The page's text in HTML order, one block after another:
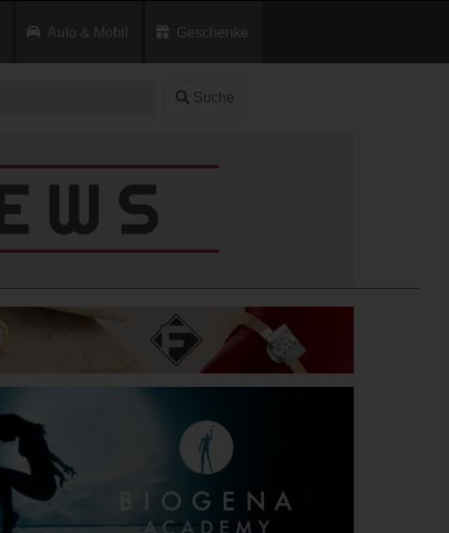
Auto & Mobil Geschenke
Suche